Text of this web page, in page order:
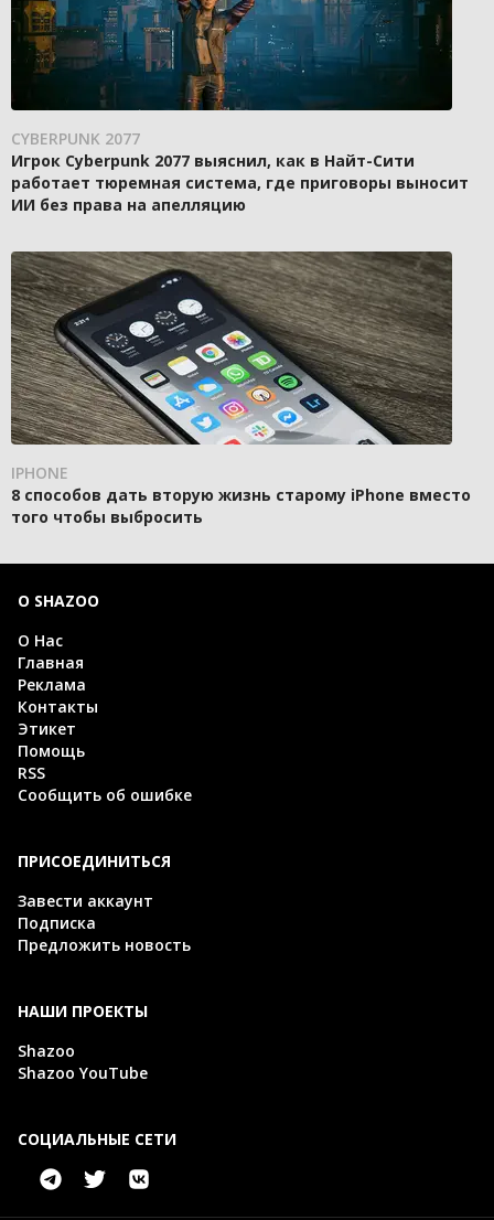
CYBERPUNK 2077
Игрок Cyberpunk 2077 выяснил, как в Найт-Сити
работает тюремная система, где приговоры выносит
ИИ без права на апелляцию
IPHONE
8 способов дать вторую жизнь старому iPhone вместо
того чтобы выбросить
О SHAZOO
О Нас
Главная
Реклама
Контакты
Этикет
Помощь
RSS
Сообщить об ошибке
ПРИСОЕДИНИТЬСЯ
Завести аккаунт
Подписка
Предложить новость
НАШИ ПРОЕКТЫ
Shazoo
Shazoo YouTube
СОЦИАЛЬНЫЕ СЕТИ